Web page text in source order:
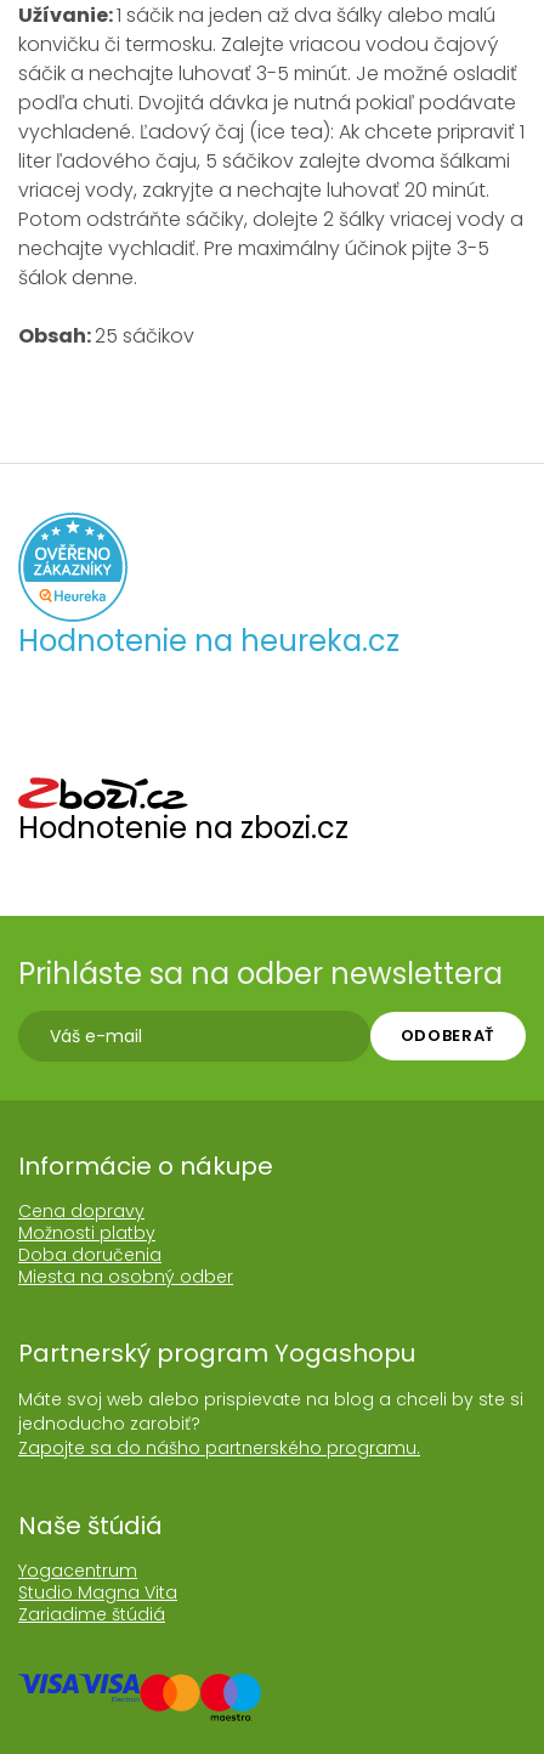
Užívanie:1 sáčik na jeden až dva šálky alebo malú
konvičku či termosku. Zalejte vriacou vodou čajový
sáčik a nechajte luhovať 3-5 minút. Je možné osladiť
podľa chuti. Dvojitá dávka je nutná pokiaľ podávate
vychladené. Ľadový čaj (ice tea): Ak chcete pripraviť 1
liter ľadového čaju, 5 sáčikov zalejte dvoma šálkami
vriacej vody, zakryjte a nechajte luhovať 20 minút.
Potom odstráňte sáčiky, dolejte 2 šálky vriacej vody a
nechajte vychladiť. Pre maximálny účinok pijte 3-5
šálok denne.
Obsah:25 sáčikov
Hodnotenie na heureka.cz
Hodnotenie na zbozi.cz
Prihláste sa na odber newslettera
ODOBERAŤ
Informácie o nákupe
Cena dopravy
Možnosti platby
Doba doručenia
Miesta na osobný odber
Partnerský program Yogashopu
Máte svoj web alebo prispievate na blog a chceli by ste si
jednoducho zarobiť?
Zapojte sa do nášho partnerského programu.
Naše štúdiá
Yogacentrum
Studio Magna Vita
Zariadime štúdiá